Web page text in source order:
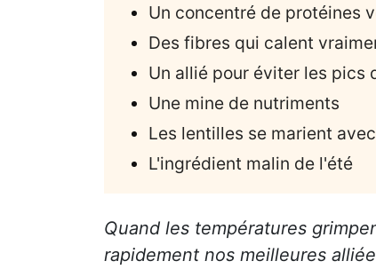
Un concentré de protéines
Des fibres qui calent
Un allié pour éviter les pics
Une mine de nutriments
Les lentilles se marient
L'ingrédient malin de l'été
Quand les températures
rapidement nos meilleures